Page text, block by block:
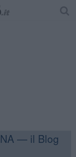
— il Blog